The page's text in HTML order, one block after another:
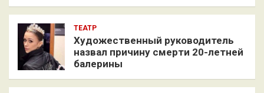
ТЕАТР
Художественный руководитель
назвал причину смерти 20-летней
балерины